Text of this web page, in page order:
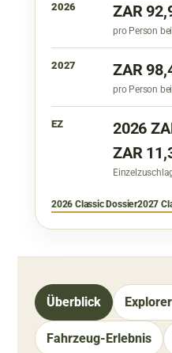
2026 ZAR
pro Person
2027 ZAR
pro Person
EZ
2026
ZAR
2026 Classic Dossier2027
Überblick
Fahrzeug-Erlebnis